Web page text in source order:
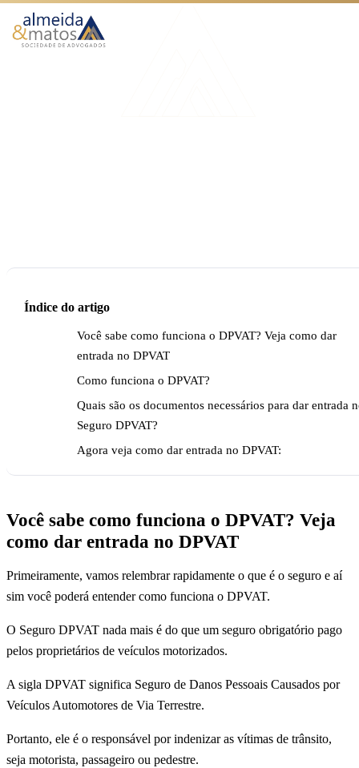
Atuação
Falar no WhatsApp
Índice do artigo
Você sabe como funciona o DPVAT? Veja como dar
entrada no DPVAT
Como funciona o DPVAT?
Quais são os documentos necessários para dar entrada
Seguro DPVAT?
Agora veja como dar entrada no DPVAT:
Você sabe como funciona o DPVAT? Veja
como dar entrada no DPVAT
Primeiramente, vamos relembrar rapidamente o que é o seguro e aí
sim você poderá entender como funciona o DPVAT.
O Seguro DPVAT nada mais é do que um seguro obrigatório pago
pelos proprietários de veículos motorizados.
A sigla DPVAT significa Seguro de Danos Pessoais Causados por
Veículos Automotores de Via Terrestre.
Portanto, ele é o responsável por indenizar as vítimas de trânsito,
seja motorista, passageiro ou pedestre.